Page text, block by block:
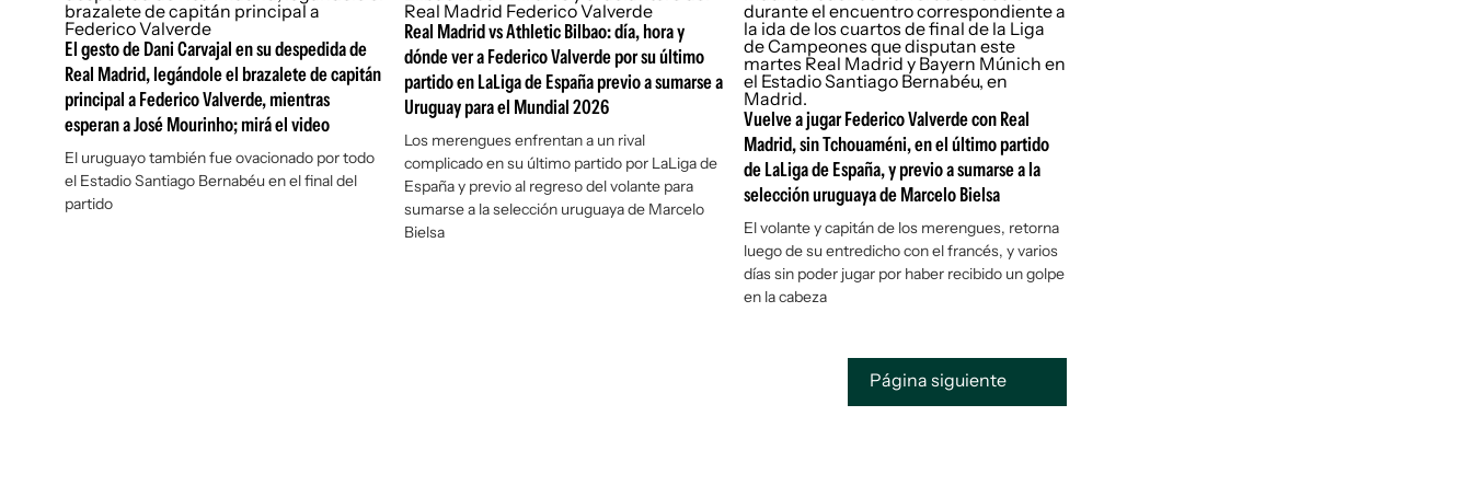
El gesto de Dani Carvajal en su despedida de
Real Madrid, legándole el brazalete de capitán
principal a Federico Valverde, mientras
esperan a José Mourinho; mirá el video
El uruguayo también fue ovacionado por todo
el Estadio Santiago Bernabéu en el final del
partido
Real Madrid vs Athletic Bilbao: día, hora y
dónde ver a Federico Valverde por su último
partido en LaLiga de España previo a sumarse a
Uruguay para el Mundial 2026
Los merengues enfrentan a un rival
complicado en su último partido por LaLiga de
España y previo al regreso del volante para
sumarse a la selección uruguaya de Marcelo
Bielsa
Vuelve a jugar Federico Valverde con Real
Madrid, sin Tchouaméni, en el último partido
de LaLiga de España, y previo a sumarse a la
selección uruguaya de Marcelo Bielsa
El volante y capitán de los merengues, retorna
luego de su entredicho con el francés, y varios
días sin poder jugar por haber recibido un golpe
en la cabeza
Página siguiente